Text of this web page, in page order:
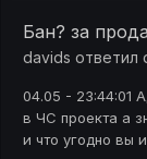
Бан? за
davids ответил
04.05 - 23:44:01
в ЧС проекта а
и что угодно вы